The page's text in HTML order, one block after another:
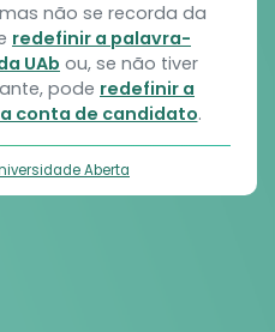
não se recorda da
redefinir a palavra-
UAb ou, se não tiver
pode redefinir a
conta de candidato.
Aberta